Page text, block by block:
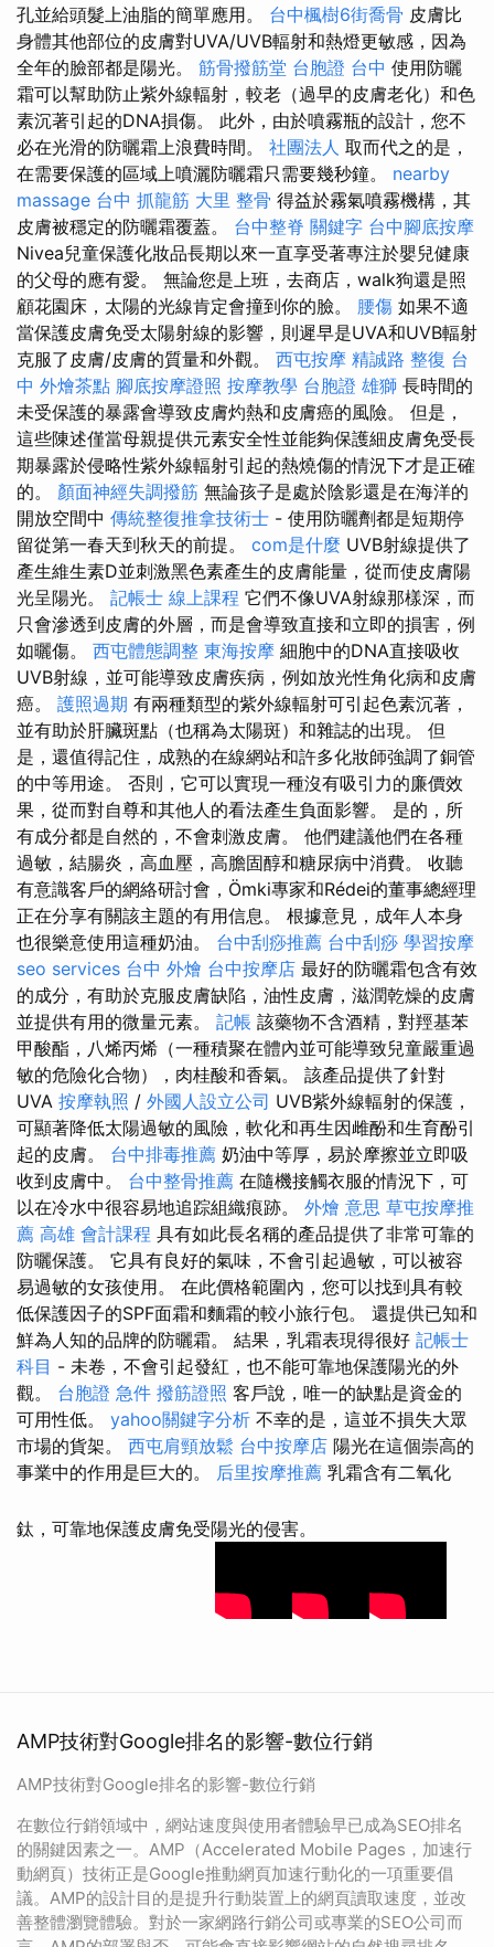
孔並給頭髮上油脂的簡單應用。 台中楓樹6街喬骨 皮膚比
身體其他部位的皮膚對UVA/UVB輻射和熱燈更敏感，因為
全年的臉部都是陽光。 筋骨撥筋堂 台胞證 台中 使用防曬
霜可以幫助防止紫外線輻射，較老（過早的皮膚老化）和色
素沉著引起的DNA損傷。 此外，由於噴霧瓶的設計，您不
必在光滑的防曬霜上浪費時間。 社團法人 取而代之的是，
在需要保護的區域上噴灑防曬霜只需要幾秒鐘。 nearby
massage 台中 抓龍筋 大里 整骨 得益於霧氣噴霧機構，其
皮膚被穩定的防曬霜覆蓋。 台中整脊 關鍵字 台中腳底按摩
Nivea兒童保護化妝品長期以來一直享受著專注於嬰兒健康
的父母的應有愛。 無論您是上班，去商店，walk狗還是照
顧花園床，太陽的光線肯定會撞到你的臉。 腰傷 如果不適
當保護皮膚免受太陽射線的影響，則遲早是UVA和UVB輻射
克服了皮膚/皮膚的質量和外觀。 西屯按摩 精誠路 整復 台
中 外燴茶點 腳底按摩證照 按摩教學 台胞證 雄獅 長時間的
未受保護的暴露會導致皮膚灼熱和皮膚癌的風險。 但是，
這些陳述僅當母親提供元素安全性並能夠保護細皮膚免受長
期暴露於侵略性紫外線輻射引起的熱燒傷的情況下才是正確
的。 顏面神經失調撥筋 無論孩子是處於陰影還是在海洋的
開放空間中 傳統整復推拿技術士 - 使用防曬劑都是短期停
留從第一春天到秋天的前提。 com是什麼 UVB射線提供了
產生維生素D並刺激黑色素產生的皮膚能量，從而使皮膚陽
光呈陽光。 記帳士 線上課程 它們不像UVA射線那樣深，而
只會滲透到皮膚的外層，而是會導致直接和立即的損害，例
如曬傷。 西屯體態調整 東海按摩 細胞中的DNA直接吸收
UVB射線，並可能導致皮膚疾病，例如放光性角化病和皮膚
癌。 護照過期 有兩種類型的紫外線輻射可引起色素沉著，
並有助於肝臟斑點（也稱為太陽斑）和雜誌的出現。 但
是，還值得記住，成熟的在線網站和許多化妝師強調了銅管
的中等用途。 否則，它可以實現一種沒有吸引力的廉價效
果，從而對自尊和其他人的看法產生負面影響。 是的，所
有成分都是自然的，不會刺激皮膚。 他們建議他們在各種
過敏，結腸炎，高血壓，高膽固醇和糖尿病中消費。 收聽
有意識客戶的網絡研討會，Ömki專家和Rédei的董事總經理
正在分享有關該主題的有用信息。 根據意見，成年人本身
也很樂意使用這種奶油。 台中刮痧推薦 台中刮痧 學習按摩
seo services 台中 外燴 台中按摩店 最好的防曬霜包含有效
的成分，有助於克服皮膚缺陷，油性皮膚，滋潤乾燥的皮膚
並提供有用的微量元素。 記帳 該藥物不含酒精，對羥基苯
甲酸酯，八烯丙烯（一種積聚在體內並可能導致兒童嚴重過
敏的危險化合物），肉桂酸和香氣。 該產品提供了針對
UVA 按摩執照 / 外國人設立公司 UVB紫外線輻射的保護，
可顯著降低太陽過敏的風險，軟化和再生因雌酚和生育酚引
起的皮膚。 台中排毒推薦 奶油中等厚，易於摩擦並立即吸
收到皮膚中。 台中整骨推薦 在隨機接觸衣服的情況下，可
以在冷水中很容易地追踪組織痕跡。 外燴 意思 草屯按摩推
薦 高雄 會計課程 具有如此長名稱的產品提供了非常可靠的
防曬保護。 它具有良好的氣味，不會引起過敏，可以被容
易過敏的女孩使用。 在此價格範圍內，您可以找到具有較
低保護因子的SPF面霜和麵霜的較小旅行包。 還提供已知和
鮮為人知的品牌的防曬霜。 結果，乳霜表現得很好 記帳士
科目 - 未卷，不會引起發紅，也不能可靠地保護陽光的外
觀。 台胞證 急件 撥筋證照 客戶說，唯一的缺點是資金的
可用性低。 yahoo關鍵字分析 不幸的是，這並不損失大眾
市場的貨架。 西屯肩頸放鬆 台中按摩店 陽光在這個崇高的
事業中的作用是巨大的。 后里按摩推薦 乳霜含有二氧化
鈦，可靠地保護皮膚免受陽光的侵害。
AMP技術對Google排名的影響-數位行銷
AMP技術對Google排名的影響-數位行銷
在數位行銷領域中，網站速度與使用者體驗早已成為SEO排名
的關鍵因素之一。AMP（Accelerated Mobile Pages，加速行
動網頁）技術正是Google推動網頁加速行動化的一項重要倡
議。AMP的設計目的是提升行動裝置上的網頁讀取速度，並改
善整體瀏覽體驗。對於一家網路行銷公司或專業的SEO公司而